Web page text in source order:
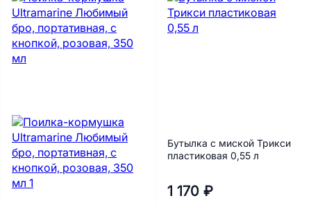
Бутылка с миской Трикси
пластиковая 0,55 л
1 170 ₽